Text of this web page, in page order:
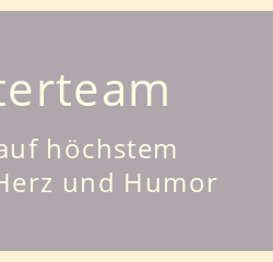
höchstem
und Humor